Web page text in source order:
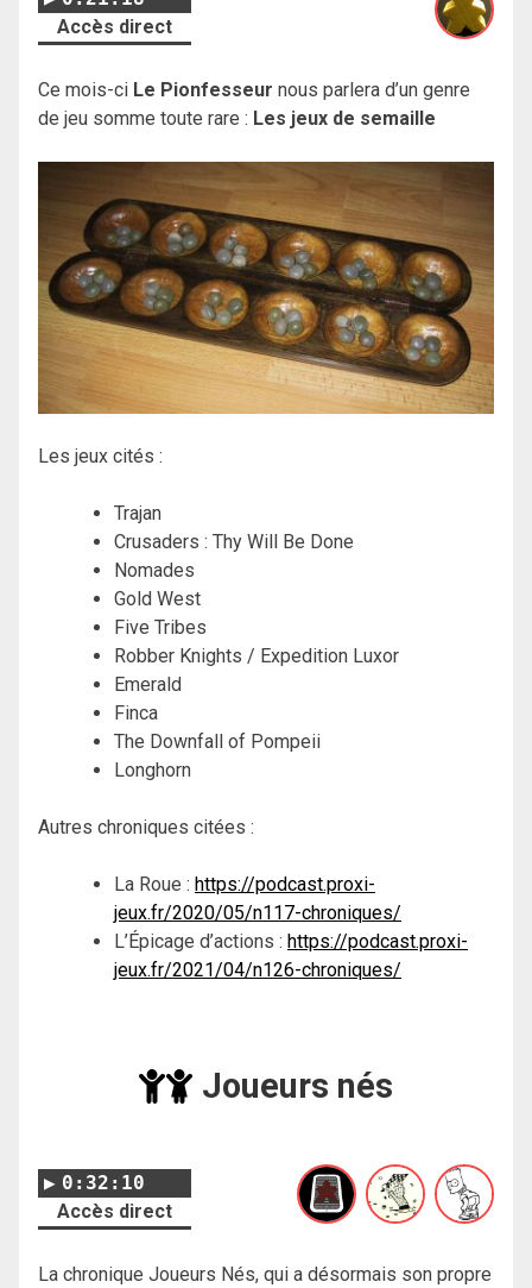
Accès direct
Ce mois-ci Le Pionfesseur nous parlera d’un genre
de jeu somme toute rare : Les jeux de semaille
Les jeux cités :
Trajan
Crusaders : Thy Will Be Done
Nomades
Gold West
Five Tribes
Robber Knights / Expedition Luxor
Emerald
Finca
The Downfall of Pompeii
Longhorn
Autres chroniques citées :
La Roue : https://podcast.proxi-
jeux.fr/2020/05/n117-chroniques/
L’Épicage d’actions : https://podcast.proxi-
jeux.fr/2021/04/n126-chroniques/
Joueurs nés
0:32:10
Accès direct
La chronique Joueurs Nés, qui a désormais son propre